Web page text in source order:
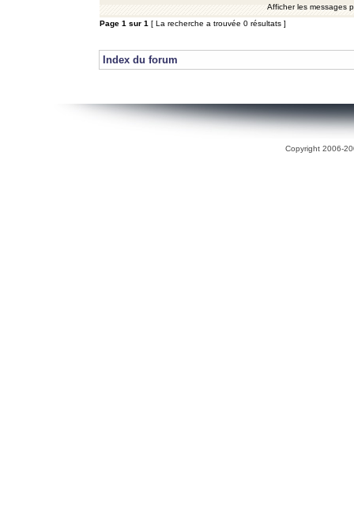
Afficher les messages
Page 1 sur 1 [ La recherche a trouvée 0 résultats ]
Index du forum
Copyright 2006-